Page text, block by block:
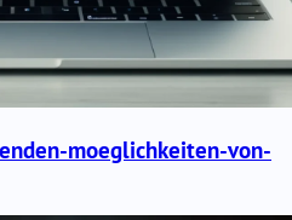
moeglichkeiten-von-